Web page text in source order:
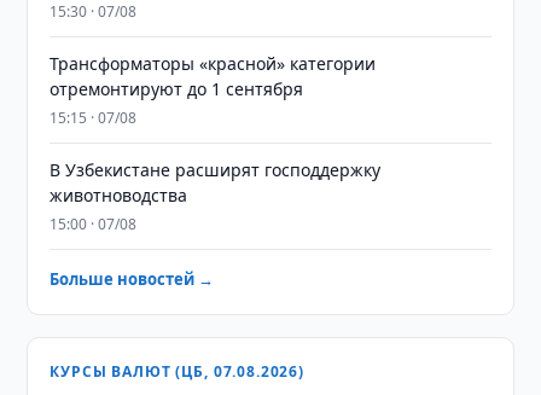
15:30 · 07/08
Трансформаторы «красной» категории
отремонтируют до 1 сентября
15:15 · 07/08
В Узбекистане расширят господдержку
животноводства
15:00 · 07/08
Больше новостей →
КУРСЫ ВАЛЮТ (ЦБ, 07.08.2026)